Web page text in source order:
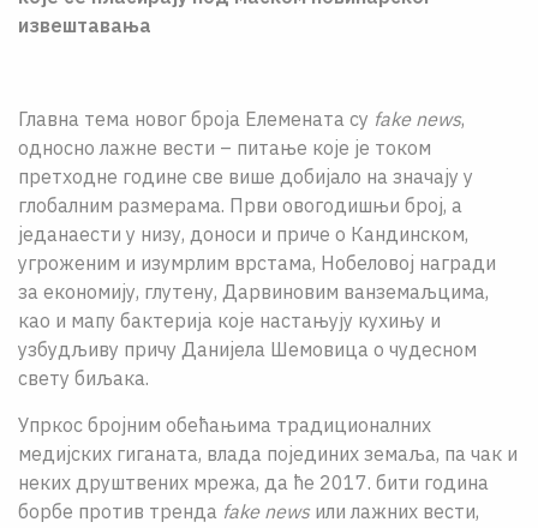
О НАМА
LAT
извештавања
Главна тема новог броја Елемената су fake news,
односно лажне вести – питање које је током
претходне године све више добијало на значају у
глобалним размерама. Први овогодишњи број, а
једанаести у низу, доноси и приче о Кандинском,
угроженим и изумрлим врстама, Нобеловој награди
за економију, глутену, Дарвиновим ванземаљцима,
као и мапу бактерија које настањују кухињу и
узбудљиву причу Данијела Шемовица о чудесном
свету биљака.
Упркос бројним обећањима традиционалних
медијских гиганата, влада појединих земаља, па чак и
неких друштвених мрежа, да ће 2017. бити година
борбе против тренда fake newsили лажних вести,